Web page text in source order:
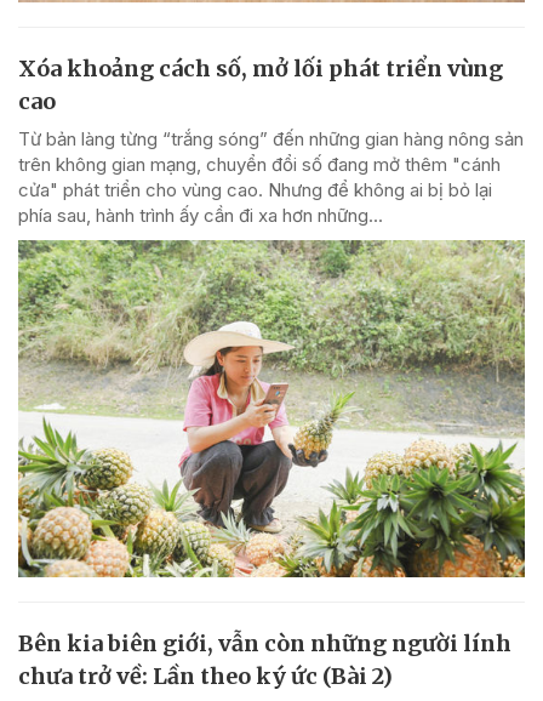
Xóa khoảng cách số, mở lối phát triển vùng
cao
Từ bản làng từng “trắng sóng” đến những gian hàng nông sản
trên không gian mạng, chuyển đổi số đang mở thêm "cánh
cửa" phát triển cho vùng cao. Nhưng để không ai bị bỏ lại
phía sau, hành trình ấy cần đi xa hơn những...
Bên kia biên giới, vẫn còn những người lính
chưa trở về: Lần theo ký ức (Bài 2)